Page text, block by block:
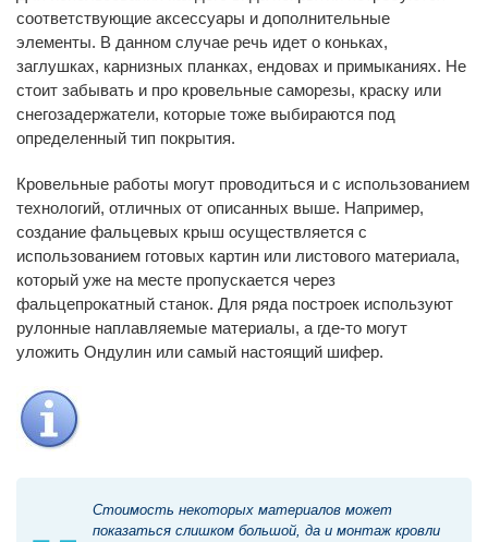
соответствующие аксессуары и дополнительные
элементы. В данном случае речь идет о коньках,
заглушках, карнизных планках, ендовах и примыканиях. Не
стоит забывать и про кровельные саморезы, краску или
снегозадержатели, которые тоже выбираются под
определенный тип покрытия.
Кровельные работы могут проводиться и с использованием
технологий, отличных от описанных выше. Например,
создание фальцевых крыш осуществляется с
использованием готовых картин или листового материала,
который уже на месте пропускается через
фальцепрокатный станок. Для ряда построек используют
рулонные наплавляемые материалы, а где-то могут
уложить Ондулин или самый настоящий шифер.
Стоимость некоторых материалов может
показаться слишком большой, да и монтаж кровли